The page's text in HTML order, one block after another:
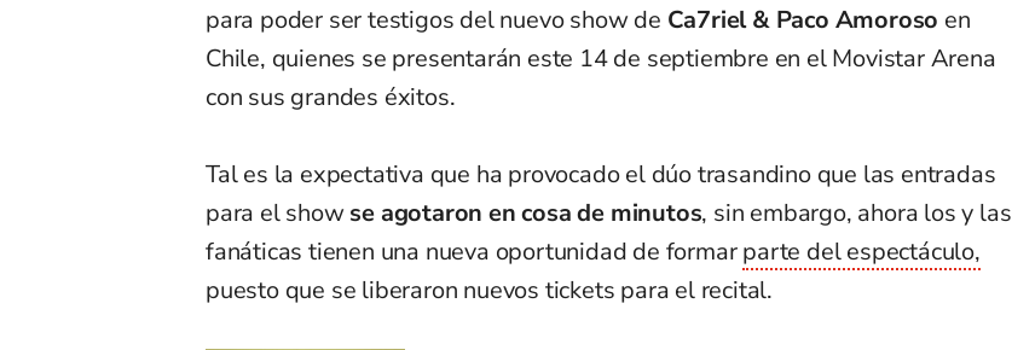
para poder ser testigos del nuevo show de Ca7riel & Paco Amoroso en
Chile, quienes se presentarán este 14 de septiembre en el Movistar Arena
con sus grandes éxitos.
Tal es la expectativa que ha provocado el dúo trasandino que las entradas
para el showse agotaron en cosa de minutos, sin embargo, ahora los y las
fanáticas tienen una nueva oportunidad de formarparte del espectáculo,
puesto que se liberaron nuevos tickets para el recital.